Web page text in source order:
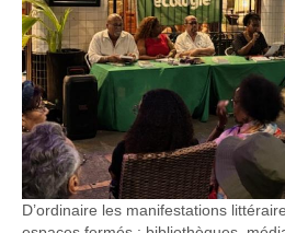
D’ordinaire les manifestations